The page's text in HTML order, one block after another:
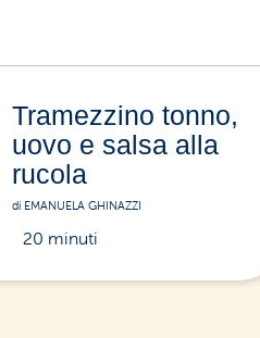
Tramezzino tonno,
uovo e salsa alla
rucola
di EMANUELA GHINAZZI
20 minuti